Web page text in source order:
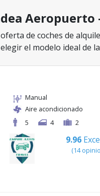
de coches de
el modelo ideal de
Manual
Aire acondicionado
5
4 2
9.96
(14